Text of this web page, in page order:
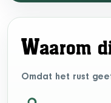
Waarom
Omdat het rust